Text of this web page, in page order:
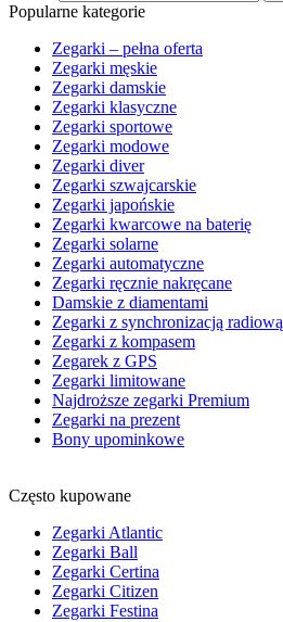
Popularne kategorie
Zegarki – pełna oferta
Zegarki męskie
Zegarki damskie
Zegarki klasyczne
Zegarki sportowe
Zegarki modowe
Zegarki diver
Zegarki szwajcarskie
Zegarki japońskie
Zegarki kwarcowe na baterię
Zegarki solarne
Zegarki automatyczne
Zegarki ręcznie nakręcane
Damskie z diamentami
Zegarki z synchronizacją radiową
Zegarki z kompasem
Zegarek z GPS
Zegarki limitowane
Najdroższe zegarki Premium
Zegarki na prezent
Bony upominkowe
Często kupowane
Zegarki Atlantic
Zegarki Ball
Zegarki Certina
Zegarki Citizen
Zegarki Festina